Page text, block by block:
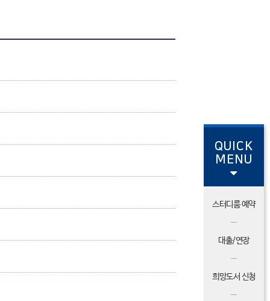
QUICK
MENU
스터디룸 예약
대출/연장
희망도서 신청